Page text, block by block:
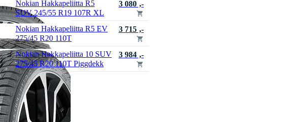
Nokian Hakkapeliitta R5
SUV 245/55 R19 107R XL
3 080 ,-
Nokian Hakkapeliitta R5 EV
275/45 R20 110T
3 715 ,-
Nokian Hakkapeliitta 10 SUV
275/45 R20 110T Piggdekk
3 984 ,-